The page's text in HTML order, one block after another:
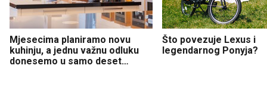
Mjesecima planiramo novu
kuhinju, a jednu važnu odluku
donesemo u samo deset
Što povezuje Lexus i
legendarnog Ponyja?